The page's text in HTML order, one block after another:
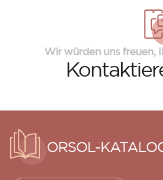
Wir würden uns freuen,
ORSOL-